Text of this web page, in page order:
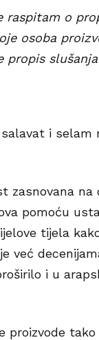
raspitam o
osoba
propis
i selam
zasnovana na
pomoću
tijela
već
i u
proizvode